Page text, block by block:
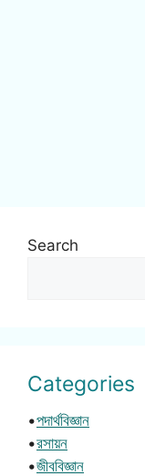
Search
Categories
•পদার্থবিজ্ঞান
•রসায়ন
•জীববিজ্ঞান